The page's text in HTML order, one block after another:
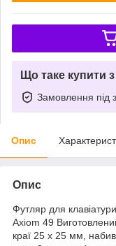
Що таке купити
Замовлення під
Опис
Опис
Футляр для
Axiom 49
краї 25 x 25 мм,